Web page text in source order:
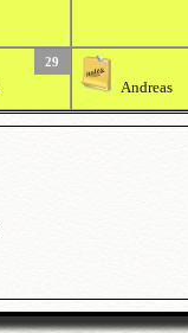
29
Andreas